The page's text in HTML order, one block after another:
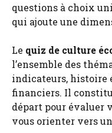
questions à choix
qui ajoute une
Le quiz de culture
l’ensemble des
indicateurs, histoire
financiers. Il
départ pour évaluer
vous orienter vers